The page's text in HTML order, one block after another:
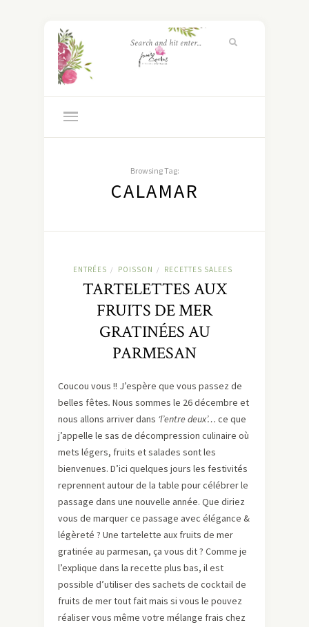
Browsing Tag:
CALAMAR
ENTRÉES / POISSON / RECETTES SALEES
TARTELETTES AUX
FRUITS DE MER
GRATINÉES AU
PARMESAN
Coucou vous !! J’espère que vous passez de
belles fêtes. Nous sommes le 26 décembre et
nous allons arriver dans ‘l’entre deux’… ce que
j’appelle le sas de décompression culinaire où
mets légers, fruits et salades sont les
bienvenues. D’ici quelques jours les festivités
reprennent autour de la table pour célébrer le
passage dans une nouvelle année. Que diriez
vous de marquer ce passage avec élégance &
légèreté ? Une tartelette aux fruits de mer
gratinée au parmesan, ça vous dit ? Comme je
l’explique dans la recette plus bas, il est
possible d’utiliser des sachets de cocktail de
fruits de mer tout fait mais si vous le pouvez
réaliser vous même votre mélange frais chez